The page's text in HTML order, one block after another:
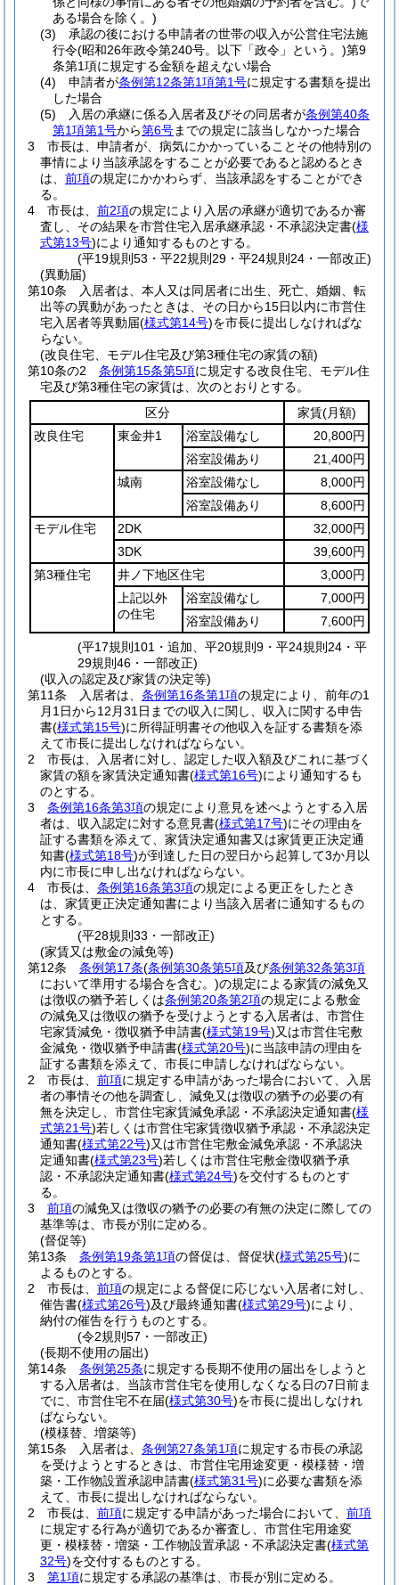
ある場合を除く。)
(3)
承認の後における申請者の世帯の収入が公営住宅法施
行令(昭和26年政令第240号。以下「政令」という。)第9
条第1項に規定する金額を超えない場合
(4)
申請者が条例第12条第1項第1号に規定する書類を提出
した場合
(5)
入居の承継に係る入居者及びその同居者が条例第40条
第1項第1号から第6号までの規定に該当しなかった場合
3
市長は、申請者が、病気にかかっていることその他特別の
事情により当該承認をすることが必要であると認めるとき
は、 前項の規定にかかわらず、当該承認をすることができ
る。
4
市長は、 前2項の規定により入居の承継が適切であるか審
査し、その結果を市営住宅入居承継承認・不承認決定書(様
式第13号)により通知するものとする。
(平19規則53・平22規則29・平24規則24・一部改正)
(異動届)
第10条
入居者は、本人又は同居者に出生、死亡、婚姻、転
出等の異動があったときは、その日から15日以内に市営住
宅入居者等異動届(様式第14号)を市長に提出しなければな
らない。
(改良住宅、モデル住宅及び第3種住宅の家賃の額)
第10条の2
条例第15条第5項に規定する改良住宅、モデル住
宅及び第3種住宅の家賃は、次のとおりとする。
区分
家賃(月額)
改良住宅
東金井1 浴室設備なし
20,800円
浴室設備あり
21,400円
城南
浴室設備なし
8,000円
浴室設備あり
8,600円
モデル住宅
2DK
32,000円
3DK
39,600円
第3種住宅
井ノ下地区住宅
3,000円
上記以外
の住宅
浴室設備なし
7,000円
浴室設備あり
7,600円
(平17規則101・追加、平20規則9・平24規則24・平
29規則46・一部改正)
(収入の認定及び家賃の決定等)
第11条
入居者は、 条例第16条第1項の規定により、前年の1
月1日から12月31日までの収入に関し、収入に関する申告
書(様式第15号)に所得証明書その他収入を証する書類を添
えて市長に提出しなければならない。
2
市長は、入居者に対し、認定した収入額及びこれに基づく
家賃の額を家賃決定通知書(様式第16号)により通知するも
のとする。
3
条例第16条第3項の規定により意見を述べようとする入居
者は、収入認定に対する意見書(様式第17号)にその理由を
証する書類を添えて、家賃決定通知書又は家賃更正決定通
知書(様式第18号)が到達した日の翌日から起算して3か月以
内に市長に申し出なければならない。
4
市長は、 条例第16条第3項の規定による更正をしたとき
は、家賃更正決定通知書により当該入居者に通知するもの
とする。
(平28規則33・一部改正)
(家賃又は敷金の減免等)
第12条
条例第17条(条例第30条第5項及び条例第32条第3項
において準用する場合を含む。)の規定による家賃の減免又
は徴収の猶予若しくは条例第20条第2項の規定による敷金
の減免又は徴収の猶予を受けようとする入居者は、市営住
宅家賃減免・徴収猶予申請書(様式第19号)又は市営住宅敷
金減免・徴収猶予申請書(様式第20号)に当該申請の理由を
証する書類を添えて、市長に申請しなければならない。
2
市長は、 前項に規定する申請があった場合において、入居
者の事情その他を調査し、減免又は徴収の猶予の必要の有
無を決定し、市営住宅家賃減免承認・不承認決定通知書(様
式第21号)若しくは市営住宅家賃徴収猶予承認・不承認決定
通知書(様式第22号)又は市営住宅敷金減免承認・不承認決
定通知書(様式第23号)若しくは市営住宅敷金徴収猶予承
認・不承認決定通知書(様式第24号)を交付するものとす
る。
3
前項の減免又は徴収の猶予の必要の有無の決定に際しての
基準等は、市長が別に定める。
(督促等)
第13条
条例第19条第1項の督促は、督促状(様式第25号)に
よるものとする。
2
市長は、 前項の規定による督促に応じない入居者に対し、
催告書(様式第26号)及び最終通知書(様式第29号)により、
納付の催告を行うものとする。
(令2規則57・一部改正)
(長期不使用の届出)
第14条
条例第25条に規定する長期不使用の届出をしようと
する入居者は、当該市営住宅を使用しなくなる日の7日前ま
でに、市営住宅不在届(様式第30号)を市長に提出しなけれ
ばならない。
(模様替、増築等)
第15条
入居者は、 条例第27条第1項に規定する市長の承認
を受けようとするときは、市営住宅用途変更・模様替・増
築・工作物設置承認申請書(様式第31号)に必要な書類を添
えて、市長に提出しなければならない。
2
市長は、 前項に規定する申請があった場合において、 前項
に規定する行為が適切であるか審査し、市営住宅用途変
更・模様替・増築・工作物設置承認・不承認決定書(様式第
32号)を交付するものとする。
3
第1項に規定する承認の基準は、市長が別に定める。